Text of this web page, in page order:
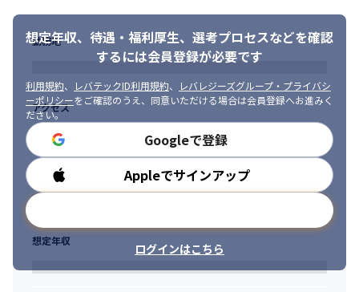
ていき、同職種内でコードレビューをメンバー相互に実施しま
す。
コードレビューが完了したら、セクション内での動作確認会を行
いプラットフォーム横断でOS差分がないか、不具合がないかチェ
ックし、QAを経てリリースとなります。
■募集背景
株式会社withでは、創業当時から、価値観×科学を重視した出会
いをコンセプトにYoY平均120％超の業績伸長を実現しており、登
録ユーザー数は700万人を超え（2022年9月30日現在）、更なる事
業拡大を見据えております。
一方、ビジネスの拡大とともに開発メンバーも増員しています。
今までは、プランナーまたはエンジニアが兼務でプロジェクトマ
ネジメントをしておりましたが、兼務のままでは円滑なプロジェ
クト進行が難しくなってきました。
を推進できる方
・新しい技術や手法をキャッチアップし、学び続けることができ
クトの品質を、常にユーザー目線で考えられる方
・メンバーを交換不可能な一人の人として尊敬し、より良いチー
ムや文化を作るための試行錯誤ができる方
・組織階層に関係なく、組織内のメンバーの行動に影響を与えら
れる方
・エンジニアやデザイナーなどの他職種の領域でも、主体的に情
報を収集、解決手法を確立していける方
想定年収、待遇・福利厚生、 選考プロセスなどを確認
するには会員登録が必要です
利用規約、 レバテックID利用規約、
レバレジーズグループ・プライバシ
ーポリシーをご確認のうえ、同意いただける場合は会員登録へお進みく
ださい。
Googleで登録
Appleでサインアップ
ログインはこちら
勤務地
アクセス
勤務時間
想定年収